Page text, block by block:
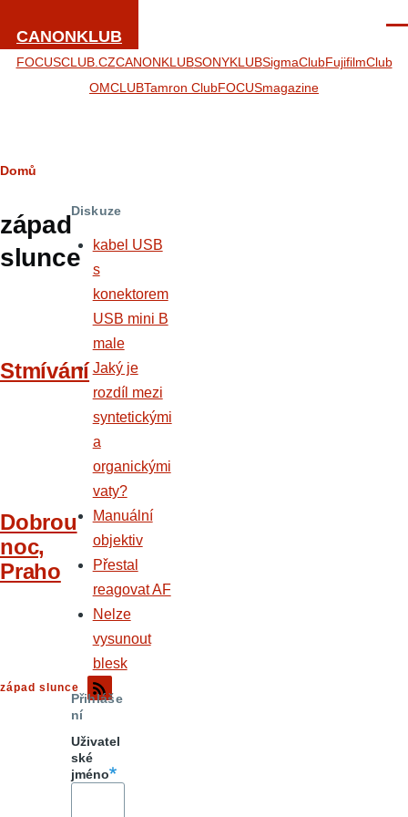
CANONKLUB
FOCUSCLUB.CZCANONKLUBSONYKLUBSigmaClubFujifilmClub
OMCLUBTamron ClubFOCUSmagazine
Drobečková
navigace
Domů
západ
slunce
Stmívání
Dobrou
noc,
Praho
západ slunce
Diskuze
kabel USB
s
konektorem
USB mini B
male
Jaký je
rozdíl mezi
syntetickými
a
organickými
vaty?
Manuální
objektiv
Přestal
reagovat AF
Nelze
vysunout
blesk
Přihláše
ní
Uživatel
ské
jméno